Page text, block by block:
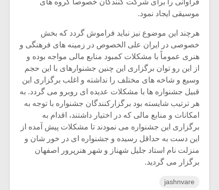
موسیقی ایجاد نمود.
هرچند این موضوع نیز نباید فراموش گردد که بخش
خصوصی در ایران علی الخصوص در زمینه های فرهنگی و
هنری عموماً با مشکلات کمبود منابع مالی مواجه بوده و
از این رو توان برگزاری این چنین جشنوارهای با این حجم
وسیع و شاخه های مختلف را نداشته و اغلب برگزاری این
قبیل جشنواره ها با مشکلات عدیده ای روبرو می گردد. به
هر ترتیب شایسته بود برگزارکنندگان جشنواره با توجه به
امکانات و منابع مالی که در اختیار داشتند، اقدام به
برگزاری این جشنواره می نمودند تا مشکلات پیش آمده از
این دست به حداقل رسیده و جشنواره ای در خور شان و
منزلت نام استاد جلیل شهناز و شهر هنرپرور اصفهان
برگزار می گردید.
jashnvare